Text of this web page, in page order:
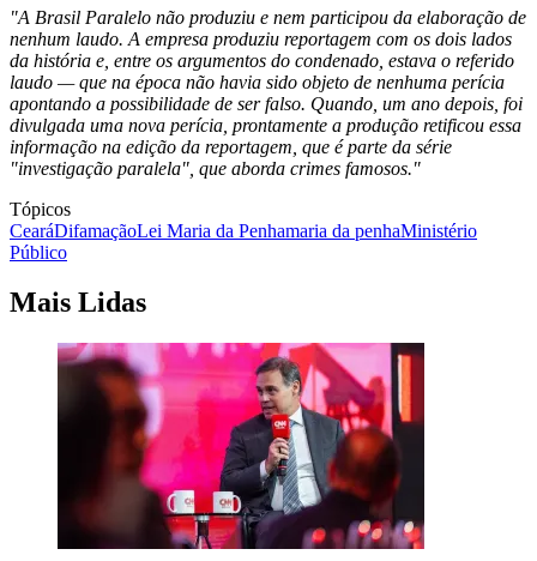
"A Brasil Paralelo não produziu e nem participou da elaboração de
nenhum laudo. A empresa produziu reportagem com os dois lados
da história e, entre os argumentos do condenado, estava o referido
laudo — que na época não havia sido objeto de nenhuma perícia
apontando a possibilidade de ser falso. Quando, um ano depois, foi
divulgada uma nova perícia, prontamente a produção retificou essa
informação na edição da reportagem, que é parte da série
"investigação paralela", que aborda crimes famosos."
Tópicos
CearáDifamaçãoLei Maria da Penhamaria da penhaMinistério
Público
Mais Lidas